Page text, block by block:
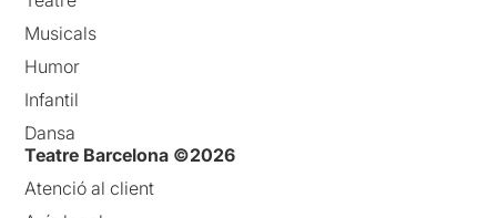
Musicals
Humor
Infantil
Dansa
Teatre Barcelona ©2026
Atenció al client